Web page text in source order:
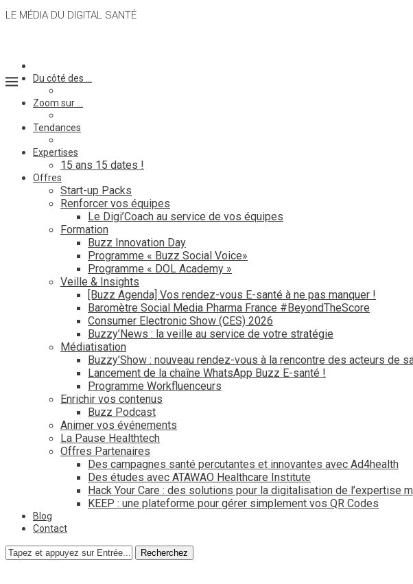
LE MÉDIA DU DIGITAL SANTÉ
Du côté des …
Zoom sur …
Tendances
Expertises
15 ans 15 dates !
Offres
Start-up Packs
Renforcer vos équipes
Le Digi’Coach au service de vos équipes
Formation
Buzz Innovation Day
Programme « Buzz Social Voice»
Programme « DOL Academy »
Veille & Insights
[Buzz Agenda] Vos rendez-vous E-santé à ne pas manquer !
Baromètre Social Media Pharma France #BeyondTheScore
Consumer Electronic Show (CES) 2026
Buzzy’News : la veille au service de votre stratégie
Médiatisation
Buzzy’Show : nouveau rendez-vous à la rencontre des acteurs de
Lancement de la chaîne WhatsApp Buzz E-santé !
Programme Workfluenceurs
Enrichir vos contenus
Buzz Podcast
Animer vos événements
La Pause Healthtech
Offres Partenaires
Des campagnes santé percutantes et innovantes avec Ad4health
Des études avec ATAWAO Healthcare Institute
Hack Your Care : des solutions pour la digitalisation de l’expertise
KEEP : une plateforme pour gérer simplement vos QR Codes
Blog
Contact
Recherchez